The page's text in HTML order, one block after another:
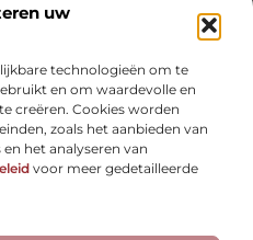
uw
technologieën om te
en om waardevolle en
creëren. Cookies worden
zoals het aanbieden van
het analyseren van
voor meer gedetailleerde
perspectieven bieden.